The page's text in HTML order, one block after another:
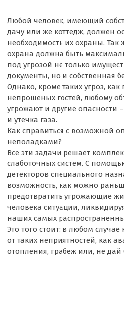
Любой человек, имеющий
дачу или же коттедж, должен
необходимость их охраны. Так
охрана должна быть
под угрозой не только
документы, но и собственная
Однако, кроме таких угроз,
непрошеных гостей, любому
угрожают и другие опасности
и утечка газа.
Как справиться с возможной
неполадками?
Все эти задачи решает
слаботочных систем. С
детекторов специального
возможность, как можно
предотвратить угрожающие
человека ситуации,
наших самых
Это того стоит: в любом
от таких неприятностей, как
отопления, грабеж или, не дай